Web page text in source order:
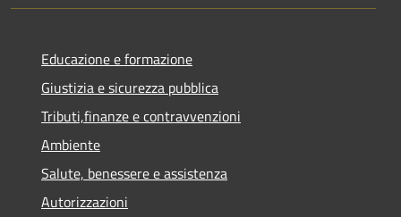
Educazione e formazione
Giustizia e sicurezza pubblica
Tributi,finanze e contravvenzioni
Ambiente
Salute, benessere e assistenza
Autorizzazioni